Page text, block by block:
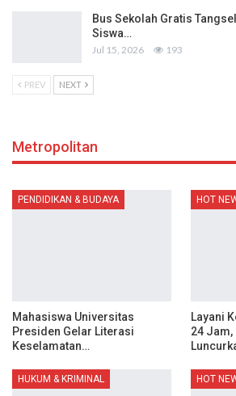
Bus Sekolah Gratis
Siswa…
Jul 15, 2026 193
PREV NEXT
Metropolitan
PENDIDIKAN & BUDAYA
Mahasiswa Universitas
Presiden Gelar Literasi
Keselamatan…
HOT
Layani
24 Jam,
HUKUM & KRIMINAL HOT